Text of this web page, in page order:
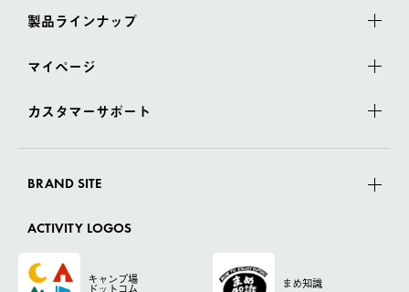
製品ラインナップ
マイページ
カスタマーサポート
BRAND SITE
ACTIVITY LOGOS
キャンプ場
ドットコム まめ知識